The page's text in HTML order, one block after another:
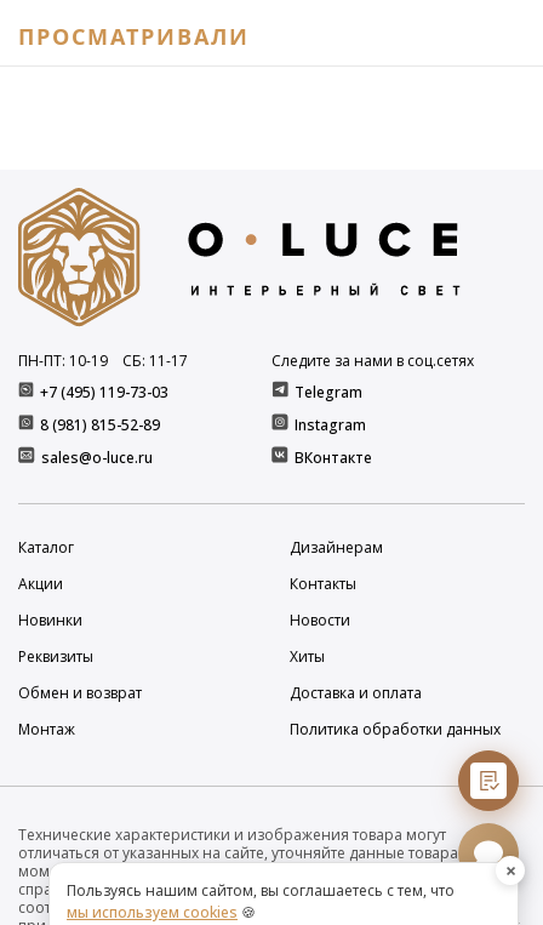
ПРОСМАТРИВАЛИ
+7 (495) 119-73-03
8 (981) 815-52-89
ПН-ПТ: 10-19 СБ: 11-17
sales@o-luce.ru
Следите за нами в соц.сетях
Telegram
Instagram
ВКонтакте
Каталог
Дизайнерам
Акции
Контакты
Новинки
Новости
Реквизиты
Хиты
Обмен и возврат
Доставка и оплата
Монтаж
Политика обработки данных
Технические характеристики и изображения товара могут
отличаться от указанных на сайте, уточняйте данные товара на
момент покупки и оплаты. Вся информация на сайте о товарах носит
справочный характер и не является публичной офертой в
соответствии с пунктом 2 статьи 437 ГК РФ. Убедительно просим Вас
Пользуясь нашим сайтом, вы соглашаетесь с тем, что
мы используем cookies 🍪
×